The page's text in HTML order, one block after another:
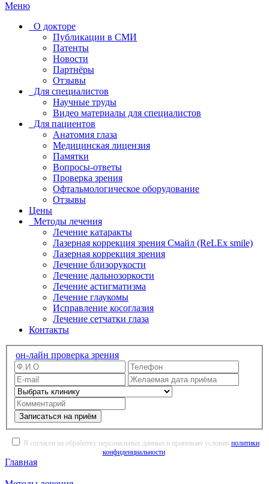
Меню
О докторе
Публикации в СМИ
Патенты
Новости
Партнёры
Отзывы
Для специалистов
Научные труды
Видео материалы для специалистов
Для пациентов
Анатомия глаза
Медицинская лицензия
Памятки
Вопросы-ответы
Проверка зрения
Офтальмологическое оборудование
Отзывы
Цены
Методы лечения
Лечение катаракты
Лазерная коррекция зрения Смайл (ReLEx smile)
Лазерная коррекция зрения
Лечение близорукости
Лечение дальнозоркости
Лечение астигматизма
Лечение глаукомы
Исправление косоглазия
Лечение сетчатки глаза
Контакты
он-лайн проверка зрения
Записаться на приём
Я согласен на обработку персональных данных и принимаю условия политики
конфиденциальности.
Главная